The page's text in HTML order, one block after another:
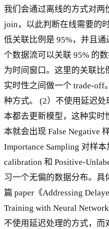
我们会通过离线的方式对两
join，以此判断在线需要的
低关联比例是 95%，并且
个数据流可以关联 95% 的
为时间窗口。这里的关联比
实时性之间做一个 trade-off
种方式。 (2）不使用延迟
本都去更新模型，这种实时
本就会出现 False Negative
Importance Sampling 对样
calibration 和 Positive-
习一个无偏的数据分布。具
篇 paper《Addressing
Training with Neural
不使用延迟处理的方式，